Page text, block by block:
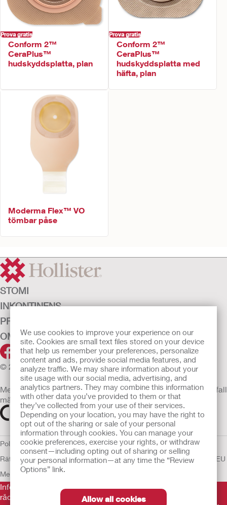
We use cookies to improve your experience on our
site. Cookies are small text files stored on your device
that help us remember your preferences, personalize
content and ads, provide social media features, and
analyze traffic. We may share information about your
site usage with our social media, advertising, and
analytics partners. They may combine this information
with other data you’ve provided to them or that
they’ve collected from your use of their services.
Depending on your location, you may have the right to
opt out of the sharing or sale of your personal
information through cookies. You can manage your
cookie preferences, exercise your rights, or withdraw
consent—including opting out of sharing or selling
your personal information—at any time the “Review
Options” link.
Allow all cookies
Prova gratis
Conform 2™
CeraPlus™
hudskyddsplatta, plan
Prova gratis
Conform 2™
CeraPlus™
hudskyddsplatta med
häfta, plan
Moderma Flex™ VO
tömbar påse
STOMI
INKONTINENS
PRODUKTER
OM OSS
© 2026 Hollister Incorporated
Medicintekniska enheter som säljs i EU är i förekommande fall
märkta med någon av följande symboler
Policy för Mänskliga
Rättigheter AnvändarvillkorSekretesspolicy Användning av cookies
EU
Meddelande till Visselblåsare
Informationen som finns här är inte avsedd som medicinsk
rådgivning och är inte en ersättning för de råd du får av din